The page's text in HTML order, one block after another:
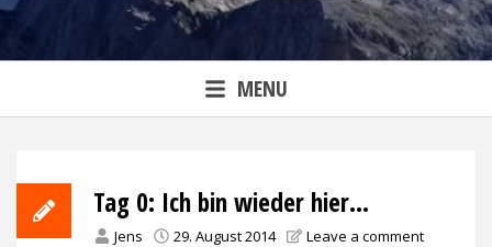
Blog from trailrunning Jens
MENU
Tag 0: Ich bin wieder hier…
Jens 29. August 2014 Leave a comment